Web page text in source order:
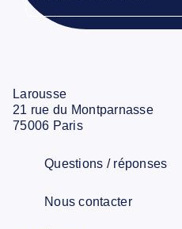
Larousse
21 rue du Montparnasse
75006 Paris
Questions / réponses
Nous contacter